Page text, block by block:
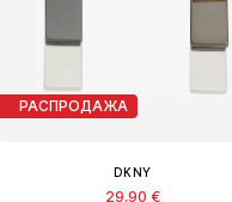
РАСПРОДАЖА
DKNY
29,90 €